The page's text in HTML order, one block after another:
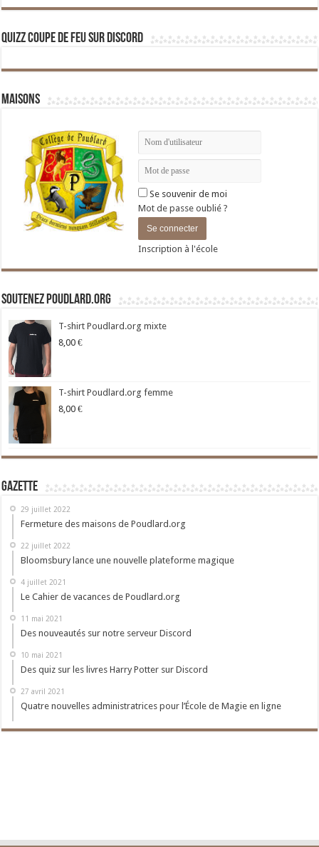
Quizz Coupe de Feu sur Discord
Maisons
Se souvenir de moi
Mot de passe oublié ?
Inscription à l'école
Soutenez Poudlard.org
T-shirt Poudlard.org mixte
8,00 €
T-shirt Poudlard.org femme
8,00 €
Gazette
29 juillet 2022
Fermeture des maisons de Poudlard.org
22 juillet 2022
Bloomsbury lance une nouvelle plateforme magique
4 juillet 2021
Le Cahier de vacances de Poudlard.org
11 mai 2021
Des nouveautés sur notre serveur Discord
10 mai 2021
Des quiz sur les livres Harry Potter sur Discord
27 avril 2021
Quatre nouvelles administratrices pour l’École de Magie en ligne